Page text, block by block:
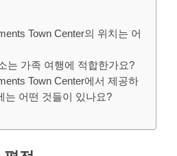
Town Center의 위치는 어
는 가족 여행에 적합한가요?
Town Center에서 제공하
는 어떤 것들이 있나요?